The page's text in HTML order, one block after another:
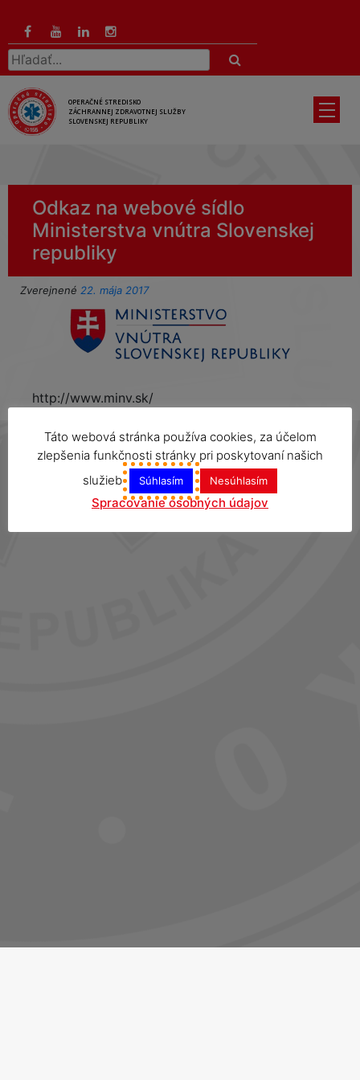
hlavný
obsah
Hľadať:
OPERAČNÉ STREDISKO
ZÁCHRANNEJ ZDRAVOTNEJ SLUŽBY
SLOVENSKEJ REPUBLIKY
Odkaz na webové sídlo
Ministerstva vnútra Slovenskej
republiky
Zverejnené 22. mája 2017
http://www.minv.sk/
Táto webová stránka používa cookies, za účelom
zlepšenia funkčnosti stránky pri poskytovaní našich
služieb
Súhlasím Nesúhlasím
Spracovanie osobných údajov